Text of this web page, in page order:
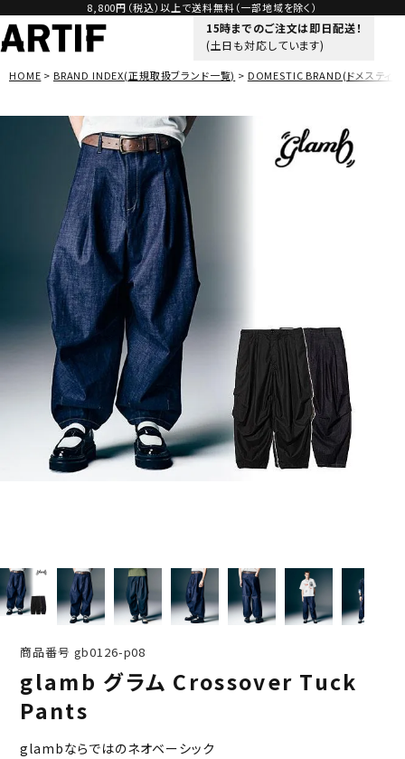
8,800円（税込）以上で送料無料（一部地域を除く）
15時までのご注文は即日配送！
(土日も対応しています)
HOME BRAND INDEX(正規取扱ブランド一覧) DOMESTIC BRAND(ドメスティッ
商品番号 gb0126-p08
glamb グラム Crossover Tuck
Pants
glambならではのネオベーシック